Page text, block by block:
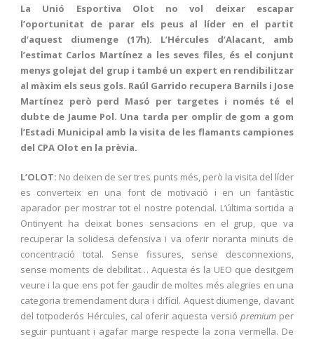
La Unió Esportiva Olot no vol deixar escapar
l’oportunitat de parar els peus al líder en el partit
d’aquest diumenge (17h). L’Hércules d’Alacant, amb
l’estimat Carlos Martínez a les seves files, és el conjunt
menys golejat del grup i també un expert en rendibilitzar
al màxim els seus gols. Raúl Garrido recupera Barnils i Jose
Martínez però perd Masó per targetes i només té el
dubte de Jaume Pol. Una tarda per omplir de gom a gom
l’Estadi Municipal amb la visita de les flamants campiones
del CPA Olot en la prèvia.
L’OLOT: No deixen de ser tres punts més, però la visita del líder
es converteix en una font de motivació i en un fantàstic
aparador per mostrar tot el nostre potencial. L’última sortida a
Ontinyent ha deixat bones sensacions en el grup, que va
recuperar la solidesa defensiva i va oferir noranta minuts de
concentració total. Sense fissures, sense desconnexions,
sense moments de debilitat… Aquesta és la UEO que desitgem
veure i la que ens pot fer gaudir de moltes més alegries en una
categoria tremendament dura i difícil. Aquest diumenge, davant
del totpoderós Hércules, cal oferir aquesta versió premiumper
seguir puntuant i agafar marge respecte la zona vermella. De